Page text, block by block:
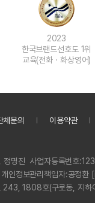
국브랜드선호도 1위
교육(전화ㆍ화상영어)
체문의 이용약관
정명진 사업자등록번호:
개인정보관리책임자:공정
243, 1808호(구로동, 지하